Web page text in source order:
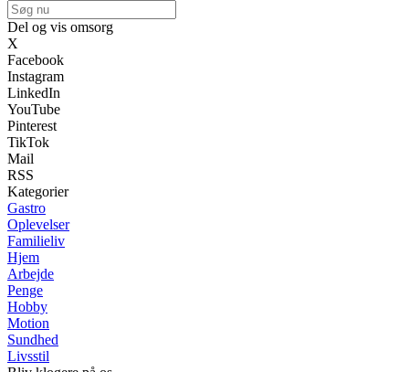
Del og vis omsorg
X
Facebook
Instagram
LinkedIn
YouTube
Pinterest
TikTok
Mail
RSS
Kategorier
Gastro
Oplevelser
Familieliv
Hjem
Arbejde
Penge
Hobby
Motion
Sundhed
Livsstil